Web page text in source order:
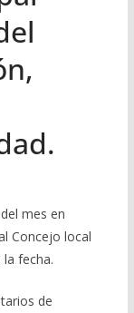
mes en
Concejo local
fecha.
de